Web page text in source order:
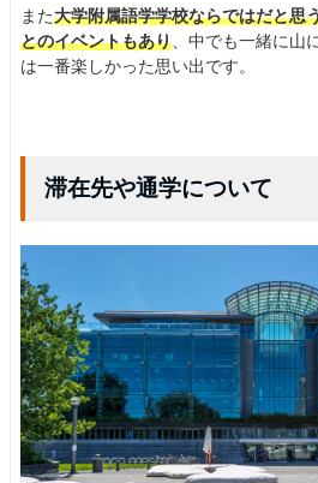
また大学附属語学学校ならではだと思
とのイベントもあり 、中でも一緒に山
は一番楽しかった思い出です。
滞在先や通学について